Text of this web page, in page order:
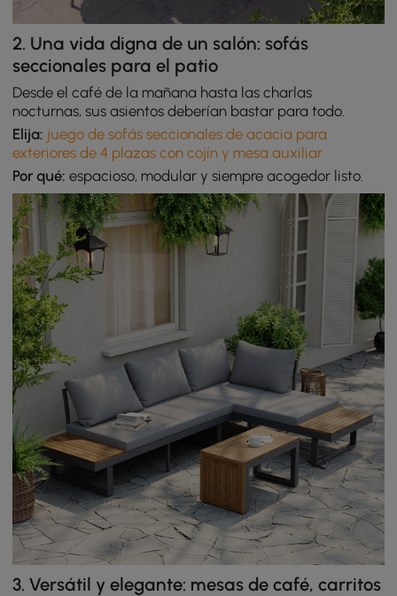
2. Una vida digna de un salón: sofás
seccionales para el patio
Desde el café de la mañana hasta las charlas
nocturnas, sus asientos deberían bastar para todo.
Elija: juego de sofás seccionales de acacia para
exteriores de 4 plazas con cojín y mesa auxiliar
Por qué: espacioso, modular y siempre acogedor listo.
3. Versátil y elegante: mesas de café, carritos